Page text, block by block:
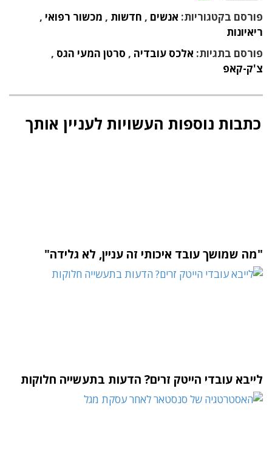
פורסם בקטגוריות: אנשים , חדשות , מכשור רפואי ,
ריאיונות
פורסם בתגיות: אלכס עובדיה , סרטן המעי הגס ,
צ'ק-קאפ
כתבות נוספות העשויות לעניין אותך
"מה שמושך עובד איכותי זה עניין, לא גלידה"
לייבא עובדי הייטק זרים? הדעות בתעשייה חלוקות